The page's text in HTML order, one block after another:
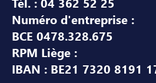
Numéro d'entreprise :
BCE 0478.328.675
RPM Liège :
IBAN : BE21 7320 8191